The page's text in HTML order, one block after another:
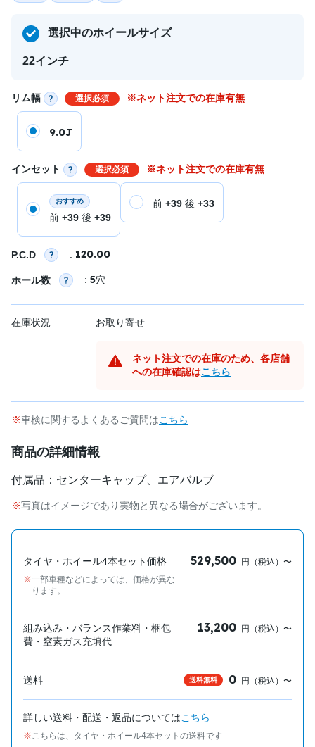
選択中のホイールサイズ
22インチ
リム幅 選択必須 ※ネット注文での在庫有無
9.0J
インセット 選択必須 ※ネット注文での在庫有無
おすすめ
前 +39 後 +39
前 +39 後 +33
P.C.D : 120.00
ホール数 : 5穴
在庫状況 お取り寄せ
ネット注文での在庫のため、各店舗
への在庫確認はこちら
車検に関するよくあるご質問はこちら
商品の詳細情報
付属品：センターキャップ、エアバルブ
写真はイメージであり実物と異なる場合がございます。
タイヤ・ホイール4本セット価格
一部車種などによっては、価格が異な
ります。
529,500 円（税込）〜
組み込み・バランス作業料・梱包
費・窒素ガス充填代
13,200 円（税込）〜
送料 送料無料 0 円（税込）〜
詳しい送料・配送・返品についてはこちら
こちらは、タイヤ・ホイール4本セットの送料です